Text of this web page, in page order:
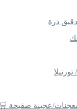
ذرة
عجينة صفيحة 🛒